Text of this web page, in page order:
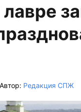
Автор: Редакция СПЖ